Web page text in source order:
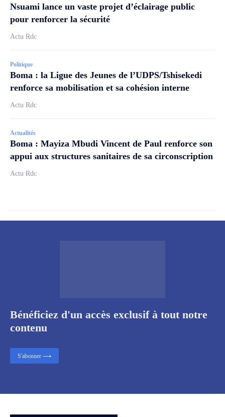
Nsuami lance un vaste projet d’éclairage public
pour renforcer la sécurité
Actu Rdc
Politique
Boma : la Ligue des Jeunes de l’UDPS/Tshisekedi
renforce sa mobilisation et sa cohésion interne
Actu Rdc
Actualités
Boma : Mayiza Mbudi Vincent de Paul renforce son
appui aux structures sanitaires de sa circonscription
Actu Rdc
Bénéficiez d'un accès exclusif à tout notre
contenu
S'abonner ⟶